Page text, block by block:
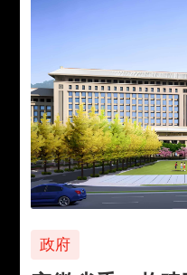
政府